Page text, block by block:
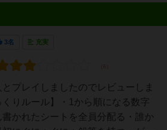
3名 充実
プレイしましたのでレビューしま
りルール】・1から順になる数字
書かれたシートを全員分配る・誰か